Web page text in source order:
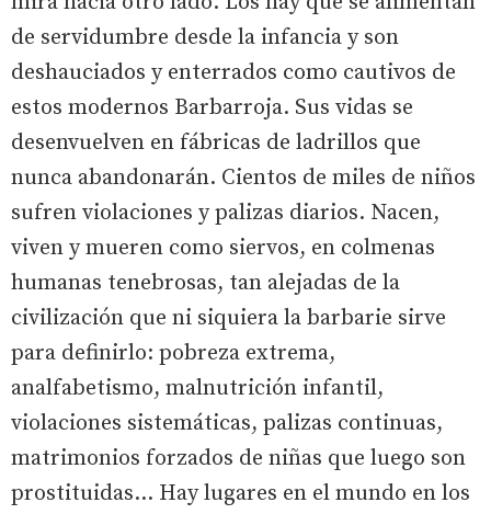
de servidumbre desde la infancia y son
deshauciados y enterrados como cautivos de
estos modernos Barbarroja. Sus vidas se
desenvuelven en fábricas de ladrillos que
nunca abandonarán. Cientos de miles de niños
sufren violaciones y palizas diarios. Nacen,
viven y mueren como siervos, en colmenas
humanas tenebrosas, tan alejadas de la
civilización que ni siquiera la barbarie sirve
para definirlo: pobreza extrema,
analfabetismo, malnutrición infantil,
violaciones sistemáticas, palizas continuas,
matrimonios forzados de niñas que luego son
prostituidas... Hay lugares en el mundo en los